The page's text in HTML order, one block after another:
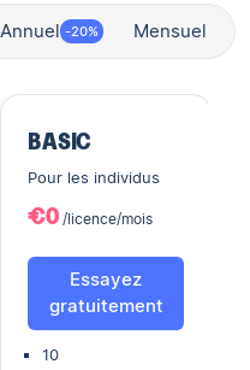
Annuel -20% Mensuel
BASIC
Pour les individus
€0/licence/mois
Essayez
gratuitement
10